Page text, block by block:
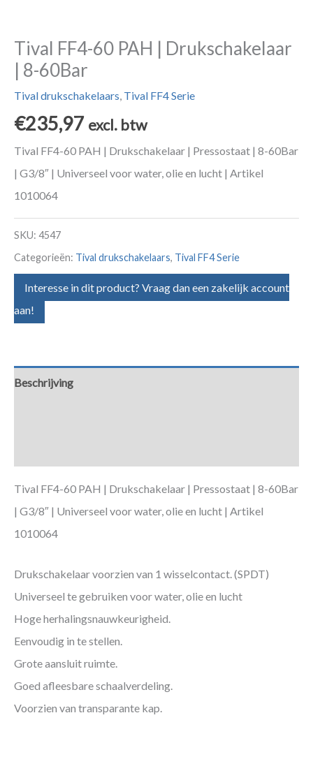
Tival FF4-60 PAH | Drukschakelaar
| 8-60Bar
Tival drukschakelaars, Tival FF4 Serie
€235,97 excl. btw
Tival FF4-60 PAH | Drukschakelaar | Pressostaat | 8-60Bar
| G3/8″ | Universeel voor water, olie en lucht | Artikel
1010064
SKU: 4547
Categorieën: Tival drukschakelaars, Tival FF4 Serie
Interesse in dit product? Vraag dan een zakelijk account
aan!
Beschrijving
Tival FF4-60 PAH | Drukschakelaar | Pressostaat | 8-60Bar
| G3/8″ | Universeel voor water, olie en lucht | Artikel
1010064
Drukschakelaar voorzien van 1 wisselcontact. (SPDT)
Universeel te gebruiken voor water, olie en lucht
Hoge herhalingsnauwkeurigheid.
Eenvoudig in te stellen.
Grote aansluit ruimte.
Goed afleesbare schaalverdeling.
Voorzien van transparante kap.